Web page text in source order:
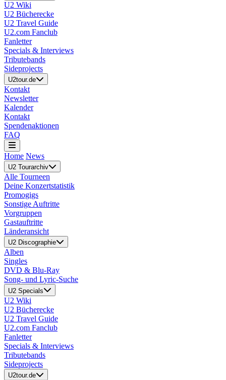
U2 Wiki
U2 Bücherecke
U2 Travel Guide
U2.com Fanclub
Fanletter
Specials & Interviews
Tributebands
Sideprojects
U2tour.de
Kontakt
Newsletter
Kalender
Kontakt
Spendenaktionen
FAQ
Home News
U2 Tourarchiv
Alle Tourneen
Deine Konzertstatistik
Promogigs
Sonstige Auftritte
Vorgruppen
Gastauftritte
Länderansicht
U2 Discographie
Alben
Singles
DVD & Blu-Ray
Song- und Lyric-Suche
U2 Specials
U2 Wiki
U2 Bücherecke
U2 Travel Guide
U2.com Fanclub
Fanletter
Specials & Interviews
Tributebands
Sideprojects
U2tour.de